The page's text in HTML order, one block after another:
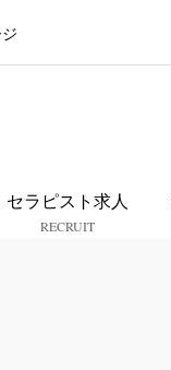
セラピスト求人
RECRUIT